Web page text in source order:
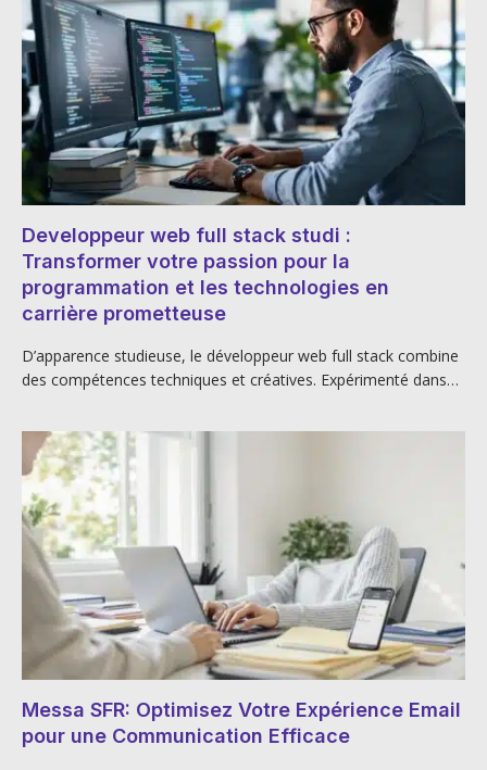
Developpeur web full stack studi :
Transformer votre passion pour la
programmation et les technologies en
carrière prometteuse
D’apparence studieuse, le développeur web full stack combine
des compétences techniques et créatives. Expérimenté dans…
Messa SFR: Optimisez Votre Expérience Email
pour une Communication Efficace